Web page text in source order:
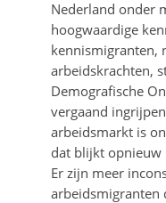
Nederland onder
hoogwaardige
kennismigranten,
arbeidskrachten,
Demografische
vergaand
arbeidsmarkt is
dat blijkt opnieuw
Er zijn meer
arbeidsmigranten